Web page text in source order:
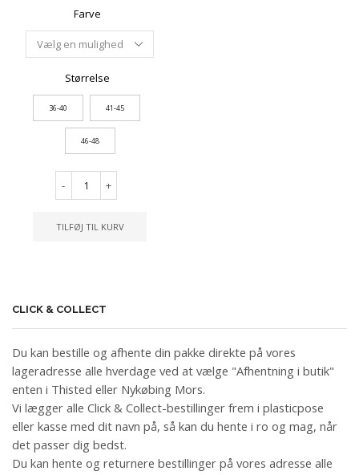
Farve
Størrelse
36-40 41-45
46-48
- +
TILFØJ TIL KURV
CLICK & COLLECT
Du kan bestille og afhente din pakke direkte på vores
lageradresse alle hverdage ved at vælge "Afhentning i butik"
enten i Thisted eller Nykøbing Mors.
Vi lægger alle Click & Collect-bestillinger frem i plasticpose
eller kasse med dit navn på, så kan du hente i ro og mag, når
det passer dig bedst.
Du kan hente og returnere bestillinger på vores adresse alle